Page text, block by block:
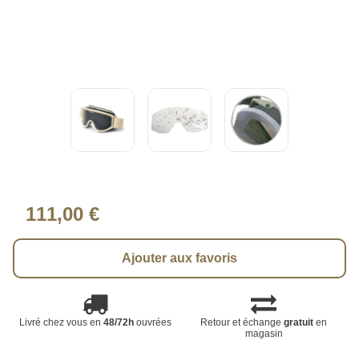
111,00 €
Ajouter aux favoris
Livré chez vous en 48/72houvrées Retour et échangegratuit en
magasin